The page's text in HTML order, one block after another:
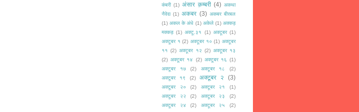
कंबरी (1) अंसार क़म्बरी (4) अकथा
नैवेद्य (1) अकबर (3) अकबर बीरबल
(1) अकल के अंधे (1) अकेले (1) अक्कड़
मक्कड़ (1) अक्टू.३१ (1) अक्टूबर (1)
अक्टूबर १ (2) अक्टूबर १० (1) अक्टूबर
११ (2) अक्टूबर १२ (2) अक्टूबर १३
(2) अक्टूबर १४ (2) अक्टूबर १६ (1)
अक्टूबर १७
(2) अक्टूबर १८
(2)
अक्टूबर १९
(2) अक्टूबर २ (3)
अक्टूबर २० (2) अक्टूबर २१
(1)
अक्टूबर २२
(2) अक्टूबर २३
(2)
अक्टूबर २४
(2) अक्टूबर २५
(2)